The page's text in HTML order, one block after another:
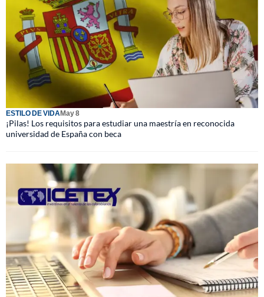
ESTILO DE VIDAMay 8
¡Pilas! Los requisitos para estudiar una maestría en reconocida
universidad de España con beca